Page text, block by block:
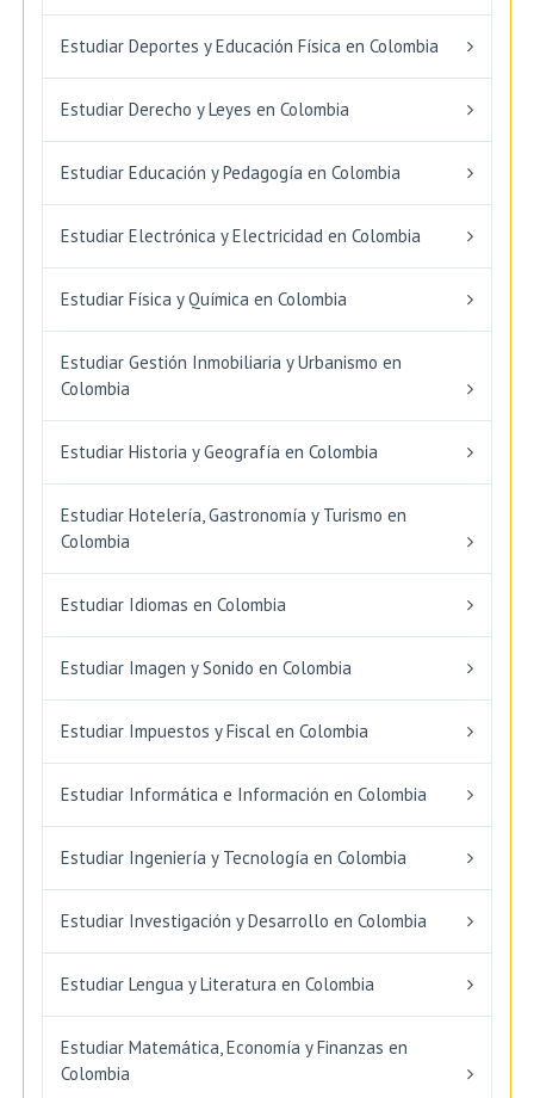
Estudiar Deportes y Educación Física en Colombia
Estudiar Derecho y Leyes en Colombia
Estudiar Educación y Pedagogía en Colombia
Estudiar Electrónica y Electricidad en Colombia
Estudiar Física y Química en Colombia
Estudiar Gestión Inmobiliaria y Urbanismo en
Colombia
Estudiar Historia y Geografía en Colombia
Estudiar Hotelería, Gastronomía y Turismo en
Colombia
Estudiar Idiomas en Colombia
Estudiar Imagen y Sonido en Colombia
Estudiar Impuestos y Fiscal en Colombia
Estudiar Informática e Información en Colombia
Estudiar Ingeniería y Tecnología en Colombia
Estudiar Investigación y Desarrollo en Colombia
Estudiar Lengua y Literatura en Colombia
Estudiar Matemática, Economía y Finanzas en
Colombia